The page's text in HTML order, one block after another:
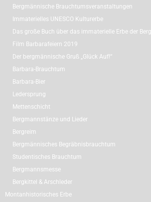
Bergmännische Brauchtumsveranstaltungen
Immaterielles UNESCO Kulturerbe
Das große Buch über das immaterielle Erbe der
Film Barbarafeiern 2019
Der bergmännische Gruß „Glück Auf!“
Barbara-Brauchtum
Barbara-Bier
Ledersprung
Mettenschicht
Bergmannstänze und Lieder
Bergreim
Bergmännisches Begräbnisbrauchtum
Studentisches Brauchtum
Bergmannsmesse
Bergkittel & Arschleder
Montanhistorisches Erbe